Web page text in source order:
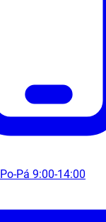
Po-Pá 9:00-14:00